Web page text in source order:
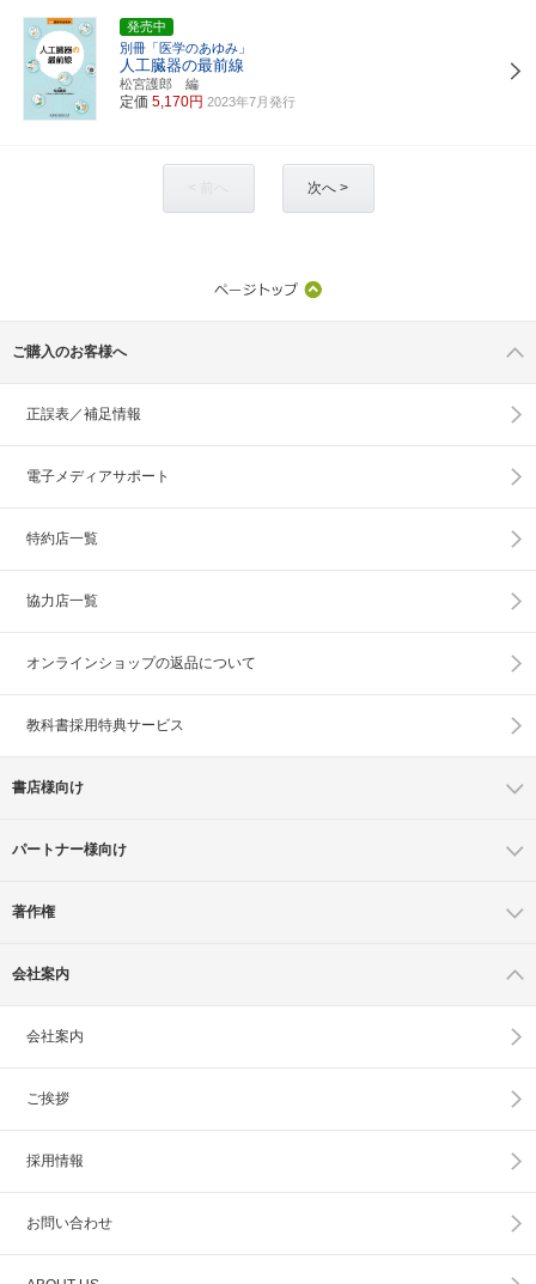
発売中
別冊「医学のあゆみ」
人工臓器の最前線
松宮護郎 編
定価 5,170円 2023年7月発行
次へ >
ご購入のお客様へ
正誤表／補足情報
電子メディアサポート
特約店一覧
協力店一覧
オンラインショップの返品について
教科書採用特典サービス
書店様向け
パートナー様向け
著作権
会社案内
会社案内
ご挨拶
採用情報
お問い合わせ